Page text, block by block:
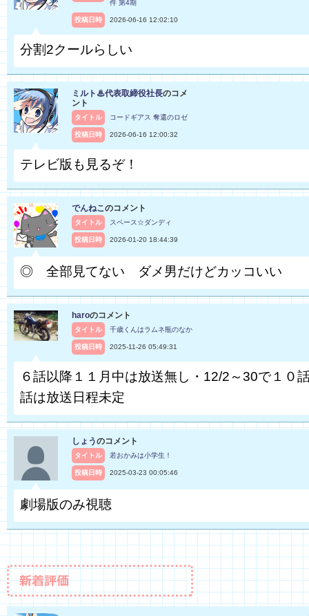
件 第4期
投稿日時 2026-06-16 12:02:10
分割2クールらしい
ミルト♨代表取締役社長のコメ
ント
タイトル コードギアス 奪還のロゼ
投稿日時 2026-06-16 12:00:32
テレビ版も見るぞ！
でんねこのコメント
タイトル スペース☆ダンディ
投稿日時 2026-01-20 18:44:39
◎ 全部見てない ダメ男だけどカッコいい
haroのコメント
タイトル 千歳くんはラムネ瓶のなか
投稿日時 2025-11-26 05:49:31
６話以降１１月中は放送無し・12/2～30で１０
話は放送日程未定
しょうのコメント
タイトル 若おかみは小学生！
投稿日時 2025-03-23 00:05:46
劇場版のみ視聴